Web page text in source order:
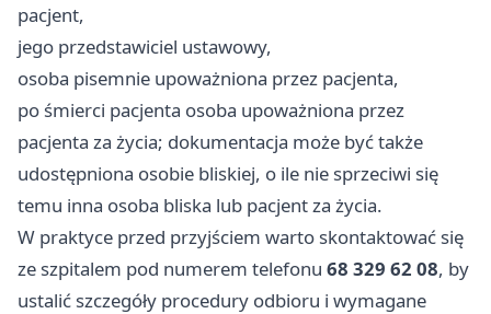
pacjent,
jego przedstawiciel ustawowy,
osoba pisemnie upoważniona przez pacjenta,
po śmierci pacjenta osoba upoważniona przez
pacjenta za życia; dokumentacja może być także
udostępniona osobie bliskiej, o ile nie sprzeciwi się
temu inna osoba bliska lub pacjent za życia.
W praktyce przed przyjściem warto skontaktować się
ze szpitalem pod numerem telefonu 68 329 62 08, by
ustalić szczegóły procedury odbioru i wymagane